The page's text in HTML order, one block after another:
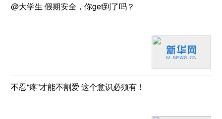
@大学生 假期安全，你get到了吗？
不忍“疼”才能不割爱 这个意识必须有！